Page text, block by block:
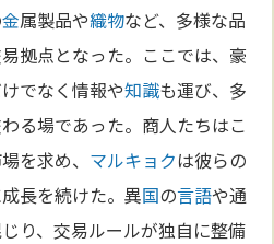
金属製品や織物など、多様な品
拠点となった。ここでは、豪
でなく情報や知識も運び、多
る場であった。商人たちはこ
を求め、 マルキョクは彼らの
長を続けた。異国の言語や通
り、交易ルールが独自に整備